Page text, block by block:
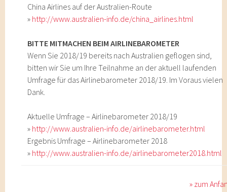
China Airlines auf der Australien-Route
» http://www.australien-info.de/china_airlines.html
BITTE MITMACHEN BEIM AIRLINEBAROMETER
Wenn Sie 2018/19 bereits nach Australien geflogen sind,
bitten wir Sie um Ihre Teilnahme an der aktuell laufenden
Umfrage für das Airlinebarometer 2018/19. Im Voraus vielen
Dank.
Aktuelle Umfrage – Airlinebarometer 2018/19
» http://www.australien-info.de/airlinebarometer.html
Ergebnis Umfrage – Airlinebarometer 2018
» http://www.australien-info.de/airlinebarometer2018.html
» zum